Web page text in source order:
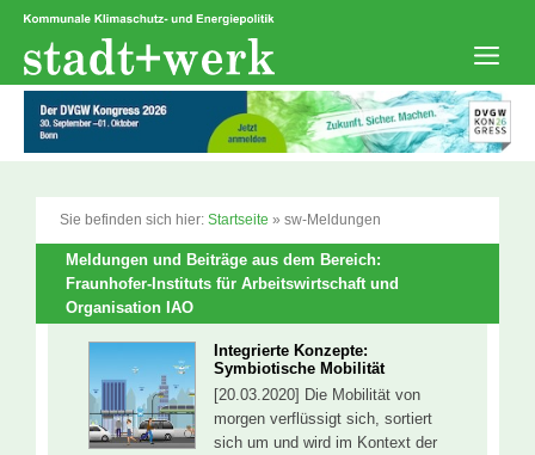
Zum
springen
Sie befinden sich hier: Startseite » sw-Meldungen
Meldungen und Beiträge aus dem Bereich:
Fraunhofer-Instituts für Arbeitswirtschaft und
Organisation IAO
Integrierte Konzepte:
Symbiotische Mobilität
[20.03.2020] Die Mobilität von
morgen verflüssigt sich, sortiert
sich um und wird im Kontext der